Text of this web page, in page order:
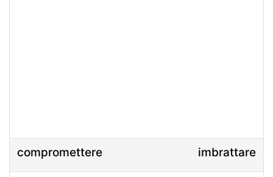
compromettere imbrattare